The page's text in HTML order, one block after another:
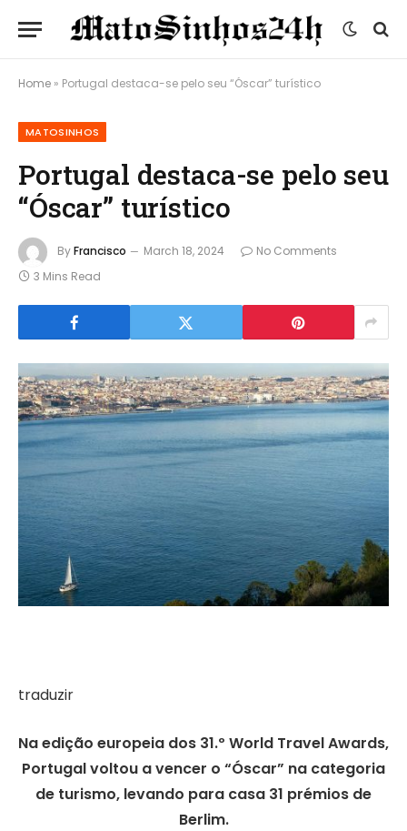
Home » Portugal destaca-se pelo seu “Óscar” turístico
MATOSINHOS
Portugal destaca-se pelo seu
“Óscar” turístico
ByFrancisco March 18, 2024
No Comments
3 Mins Read
traduzir
Na edição europeia dos 31.º World Travel Awards,
Portugal voltou a vencer o “Óscar” na categoria
de turismo, levando para casa 31 prémios de
Berlim.